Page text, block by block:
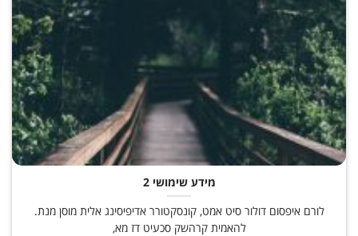
מידע שימושי 2
לורם איפסום דולור סיט אמט, קונסקטורר אדיפיסינג אלית מוסן מנת.
להאמית קרהשק סכעיט דז מא,